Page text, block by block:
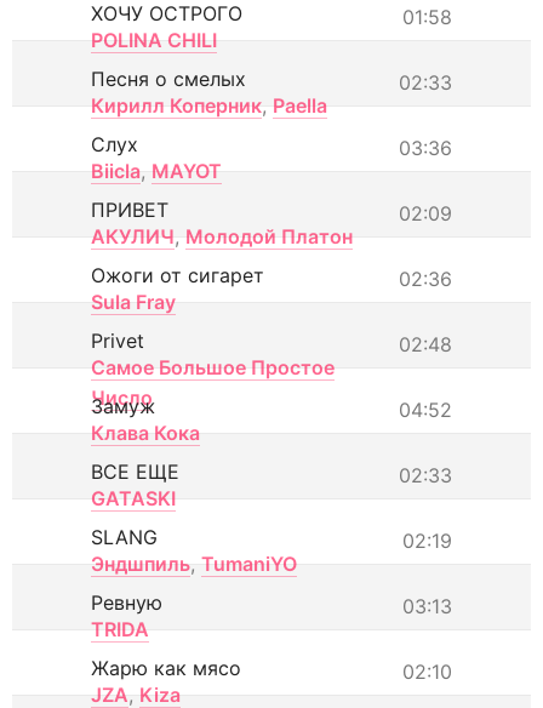
01:58
ХОЧУ ОСТРОГО
POLINA CHILI
02:33
Песня о смелых
Кирилл Коперник, Paella
03:36
Слух
Biicla, MAYOT
02:09
ПРИВЕТ
АКУЛИЧ, Молодой Платон
02:36
Ожоги от сигарет
Sula Fray
02:48
Privet
Самое Большое Простое
Число
04:52
Замуж
Клава Кока
02:33
ВСЕ ЕЩЕ
GATASKI
02:19
SLANG
Эндшпиль, TumaniYO
03:13
Ревную
TRIDA
02:10
Жарю как мясо
JZA, Kiza